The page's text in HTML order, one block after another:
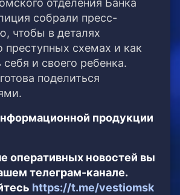
отделения Банка
собрали пресс-
чтобы в деталях
преступных схемах и как
себя и своего ребенка.
поделиться
продукции
оперативных новостей вы
телеграм-канале.
https://t.me/vestiomsk